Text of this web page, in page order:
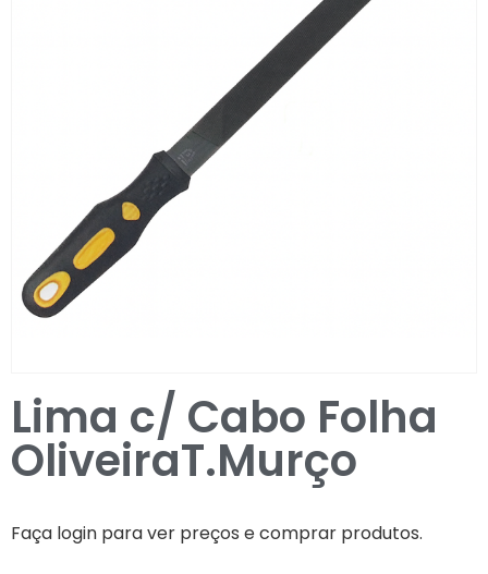
Entrar / Registar
Lima c/ Cabo Folha
OliveiraT.Murço
Faça login para ver preços e comprar produtos.